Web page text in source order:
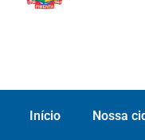
Início Nossa